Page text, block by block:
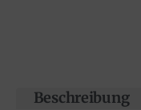
Beschreibung